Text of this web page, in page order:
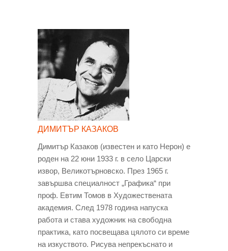
ДИМИТЪР КАЗАКОВ
Димитър Казаков (известен и като Нерон) е
роден на 22 юни 1933 г. в село Царски
извор, Великотърновско. През 1965 г.
завършва специалност „Графика“ при
проф. Евтим Томов в Художествената
академия. След 1978 година напуска
работа и става художник на свободна
практика, като посвещава цялото си време
на изкуството. Рисува непрекъснато и